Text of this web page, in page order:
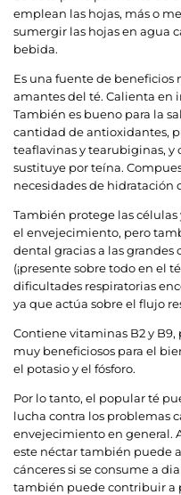
emplean las hojas, más o
sumergir las hojas en agua
bebida.
Es una fuente de beneficios
amantes del té. Calienta en
También es bueno para la
cantidad de antioxidantes,
teaflavinas y tearubiginas, y
sustituye por teína.
necesidades de hidratación
También protege las
el envejecimiento, pero
dental gracias a las
(¡presente sobre todo en el
dificultades respiratorias
ya que actúa sobre el flujo
Contiene vitaminas B2 y
muy beneficiosos para el
el potasio y el fósforo.
Por lo tanto, el popular té
lucha contra los problemas
envejecimiento en general.
este néctar también puede
cánceres si se consume a
también puede contribuir a